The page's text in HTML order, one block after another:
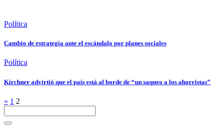
Política
Cambio de estrategia ante el escándalo por planes sociales
Política
Kirchner advirtió que el país está al borde de “un saqueo a los ahorristas”
« 1 2